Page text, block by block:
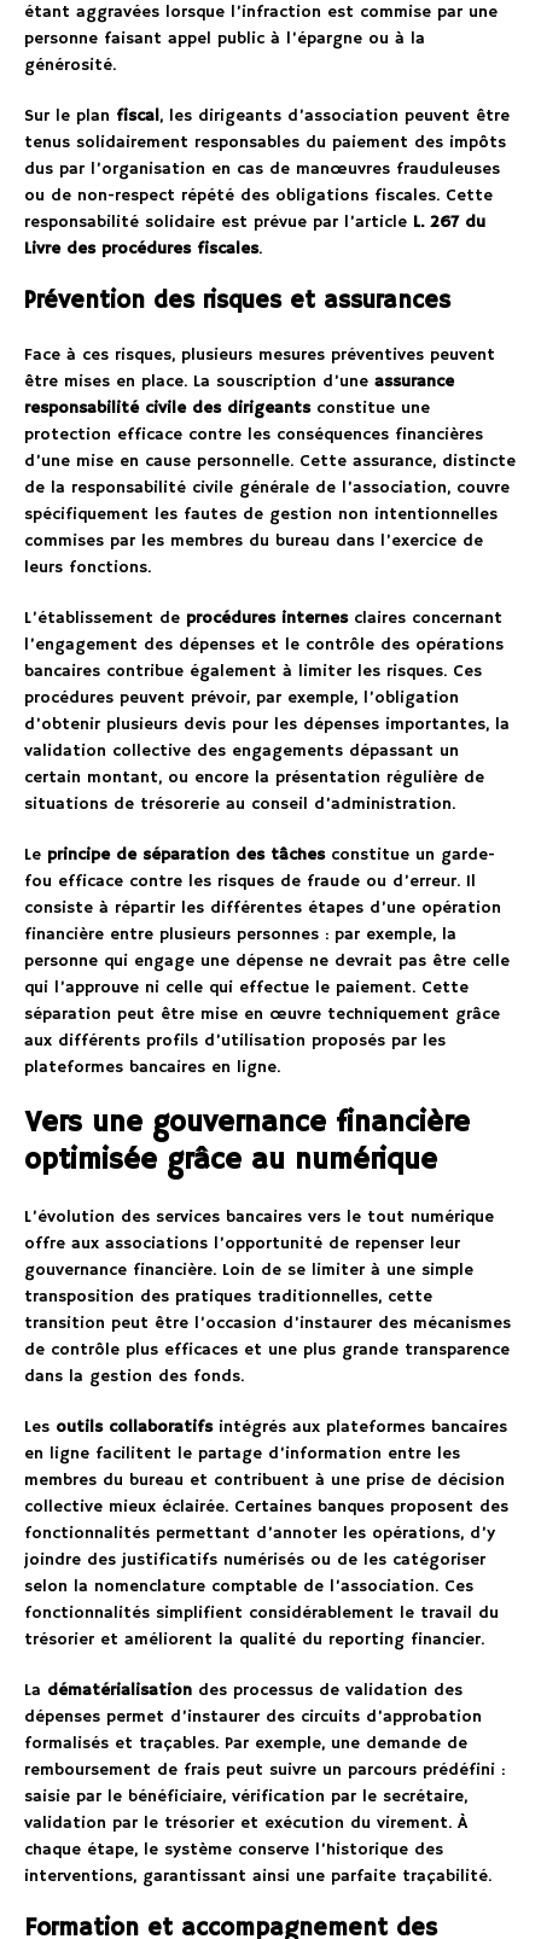
étant aggravées lorsque l’infraction est commise par une
personne faisant appel public à l’épargne ou à la
générosité.
Sur le plan fiscal, les dirigeants d’association peuvent être
tenus solidairement responsables du paiement des impôts
dus par l’organisation en cas de manœuvres frauduleuses
ou de non-respect répété des obligations fiscales. Cette
responsabilité solidaire est prévue par l’article L. 267 du
Livre des procédures fiscales.
Prévention des risques et assurances
Face à ces risques, plusieurs mesures préventives peuvent
être mises en place. La souscription d’une assurance
responsabilité civile des dirigeantsconstitue une
protection efficace contre les conséquences financières
d’une mise en cause personnelle. Cette assurance, distincte
de la responsabilité civile générale de l’association, couvre
spécifiquement les fautes de gestion non intentionnelles
commises par les membres du bureau dans l’exercice de
leurs fonctions.
L’établissement de procédures internesclaires concernant
l’engagement des dépenses et le contrôle des opérations
bancaires contribue également à limiter les risques. Ces
procédures peuvent prévoir, par exemple, l’obligation
d’obtenir plusieurs devis pour les dépenses importantes, la
validation collective des engagements dépassant un
certain montant, ou encore la présentation régulière de
situations de trésorerie au conseil d’administration.
Le principe de séparation des tâchesconstitue un garde-
fou efficace contre les risques de fraude ou d’erreur. Il
consiste à répartir les différentes étapes d’une opération
financière entre plusieurs personnes : par exemple, la
personne qui engage une dépense ne devrait pas être celle
qui l’approuve ni celle qui effectue le paiement. Cette
séparation peut être mise en œuvre techniquement grâce
aux différents profils d’utilisation proposés par les
plateformes bancaires en ligne.
Vers une gouvernance financière
optimisée grâce au numérique
L’évolution des services bancaires vers le tout numérique
offre aux associations l’opportunité de repenser leur
gouvernance financière. Loin de se limiter à une simple
transposition des pratiques traditionnelles, cette
transition peut être l’occasion d’instaurer des mécanismes
de contrôle plus efficaces et une plus grande transparence
dans la gestion des fonds.
Les outils collaboratifsintégrés aux plateformes bancaires
en ligne facilitent le partage d’information entre les
membres du bureau et contribuent à une prise de décision
collective mieux éclairée. Certaines banques proposent des
fonctionnalités permettant d’annoter les opérations, d’y
joindre des justificatifs numérisés ou de les catégoriser
selon la nomenclature comptable de l’association. Ces
fonctionnalités simplifient considérablement le travail du
trésorier et améliorent la qualité du reporting financier.
La dématérialisation des processus de validation des
dépenses permet d’instaurer des circuits d’approbation
formalisés et traçables. Par exemple, une demande de
remboursement de frais peut suivre un parcours prédéfini :
saisie par le bénéficiaire, vérification par le secrétaire,
validation par le trésorier et exécution du virement. À
chaque étape, le système conserve l’historique des
interventions, garantissant ainsi une parfaite traçabilité.
Formation et accompagnement des